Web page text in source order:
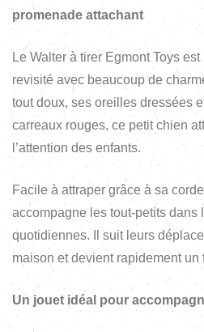
promenade attachant
Le Walter à tirer Egmont Toys
revisité avec beaucoup de
tout doux, ses oreilles dressées
carreaux rouges, ce petit chien
l’attention des enfants.
Facile à attraper grâce à sa
accompagne les tout-petits dans
quotidiennes. Il suit leurs
maison et devient rapidement
Un jouet idéal pour